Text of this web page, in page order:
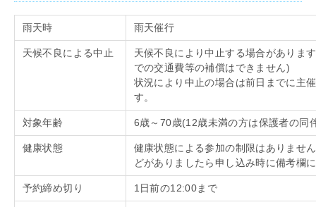
雨天時 雨天催行
天候不良による中止
天候不良により中止する場合があります
での交通費等の補償はできません)
状況により中止の場合は前日までに主
す。
対象年齢 6歳～ 70歳(12歳未満の方は保護者の同
健康状態
健康状態による参加の制限はありませ
どがありましたら申し込み時に備考欄
予約締め切り 1日前の12:00まで